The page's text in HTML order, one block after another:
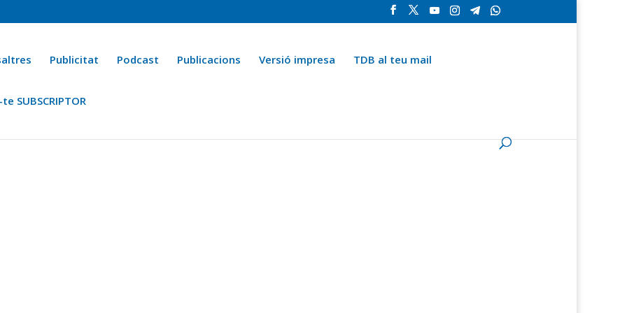
Publicitat Podcast Publicacions Versió impresa TDB al teu mail
SUBSCRIPTOR
Ara fa 25 anys